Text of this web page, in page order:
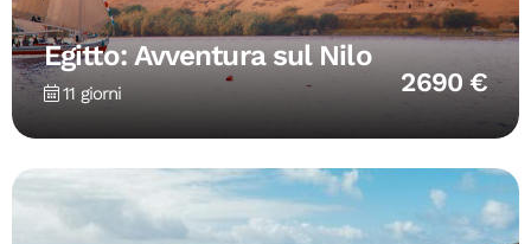
Egitto: Avventura sul Nilo
11 giorni 2690 €